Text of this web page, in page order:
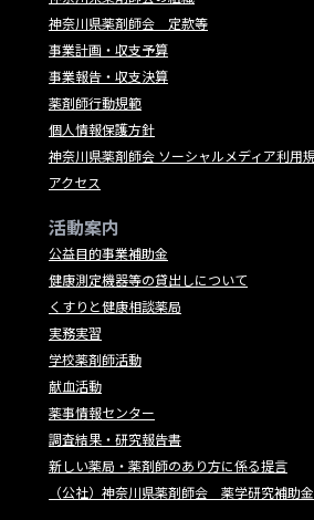
神奈川県薬剤師会 定款等
事業計画・収支予算
事業報告・収支決算
薬剤師行動規範
個人情報保護方針
神奈川県薬剤師会 ソーシャルメディア利用
アクセス
活動案内
公益目的事業補助金
健康測定機器等の貸出しについて
くすりと健康相談薬局
実務実習
学校薬剤師活動
献血活動
薬事情報センター
調査結果・研究報告書
新しい薬局・薬剤師のあり方に係る提言
（公社）神奈川県薬剤師会 薬学研究補助